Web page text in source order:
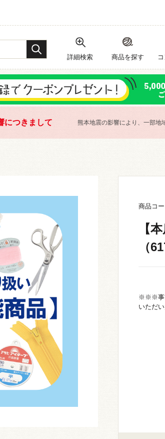
詳細検索 商品を探す
につきまして 熊本地震の影響により、一部地
商品コ
【
（
※※※事
いただ